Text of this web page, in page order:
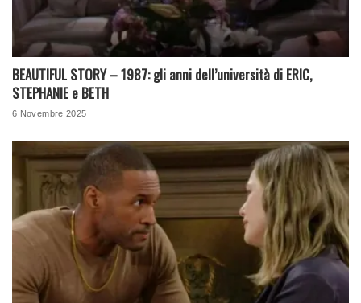
BEAUTIFUL STORY – 1987: gli anni dell’università di ERIC,
STEPHANIE e BETH
6 Novembre 2025